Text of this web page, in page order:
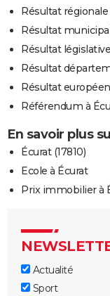
Résultat régionale
Résultat
Résultat
Résultat
Résultat
Référendum à
En savoir plus
Écurat (17810)
Ecole à Écurat
Prix immobilier à
Actualité
Sport